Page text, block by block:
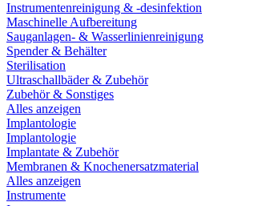
Instrumentenreinigung & -desinfektion
Maschinelle Aufbereitung
Sauganlagen- & Wasserlinienreinigung
Spender & Behälter
Sterilisation
Ultraschallbäder & Zubehör
Zubehör & Sonstiges
Alles anzeigen
Implantologie
Implantologie
Implantate & Zubehör
Membranen & Knochenersatzmaterial
Alles anzeigen
Instrumente